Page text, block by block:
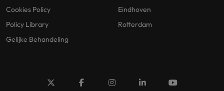
Cookies Policy
Policy Library
Gelijke Behandeling
Eindhoven
Rotterdam